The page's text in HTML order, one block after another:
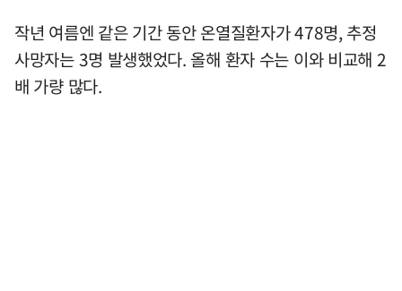
작년 여름엔 같은 기간 동안 온열질환자가 478명, 추정
사망자는 3명 발생했었다. 올해 환자 수는 이와 비교해 2
배 가량 많다.